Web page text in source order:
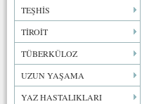
TEŞHİS
TİROİT
TÜBERKÜLOZ
UZUN YAŞAMA
YAZ HASTALIKLARI